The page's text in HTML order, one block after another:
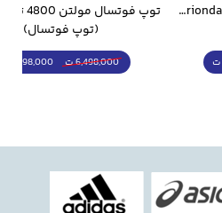
توپ فوتبال جام جهانی 2026 Trionda مشابه اورجینال
(توپ فوتسال)
6,498,000 ت 5,298,000 ت